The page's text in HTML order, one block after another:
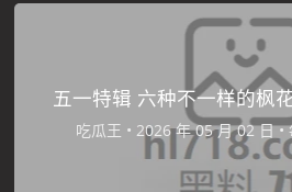
五一特辑 六种不一样的枫
吃瓜王 • •